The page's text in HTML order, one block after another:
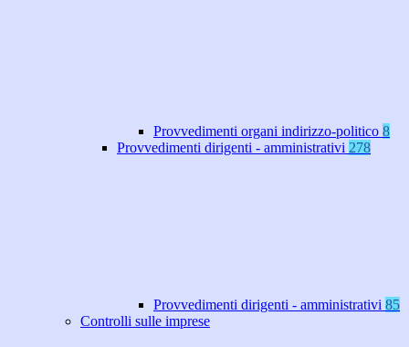
Provvedimenti organi indirizzo-politico 8
Provvedimenti dirigenti - amministrativi 278
Provvedimenti dirigenti - amministrativi 85
Controlli sulle imprese